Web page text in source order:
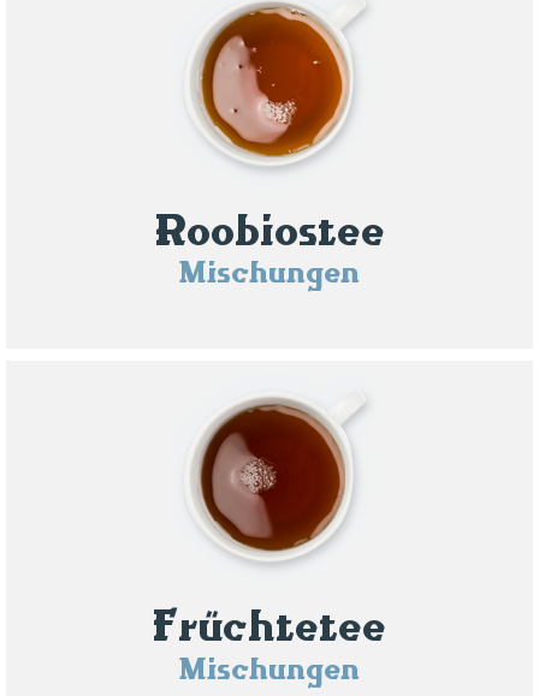
Roobiostee
Mischungen
Früchtetee
Mischungen